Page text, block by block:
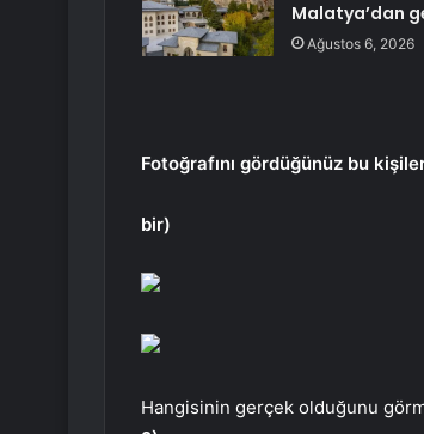
Malatya’dan
Ağustos 6, 2026
Fotoğrafını gördüğünüz bu
bir)
Hangisinin gerçek olduğunu